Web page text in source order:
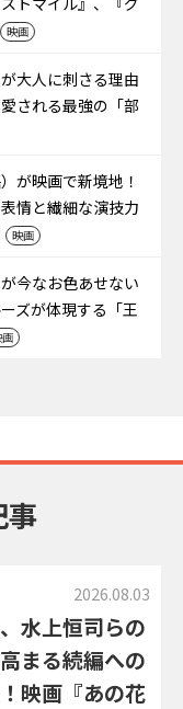
映画
大人に刺さる理由――
される最強の「部
が映画で新境地！
情と繊細な演技力
映画
今なお色あせない
ーズが体現する「王
事
2026.08.03
水上恒司らの
まる続編への
映画『あの花